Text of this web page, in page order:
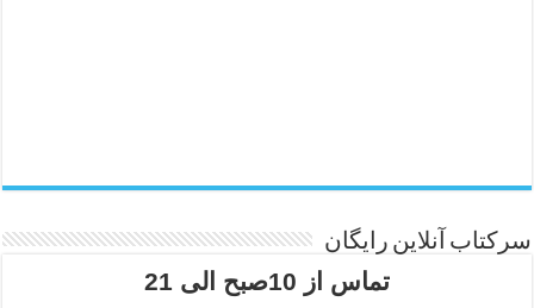
سرکتاب آنلاین رایگان
تماس از 10صبح الی 21